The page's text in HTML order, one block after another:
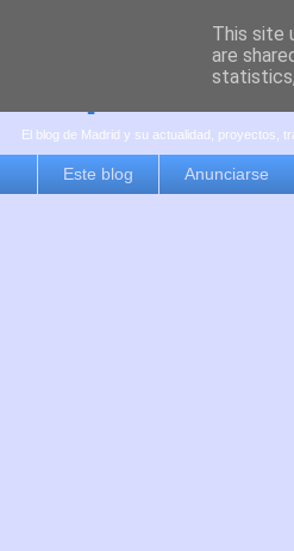
es por
El blog de Madrid y su actualidad, proyectos,
Este blog Anunciarse
This site
are